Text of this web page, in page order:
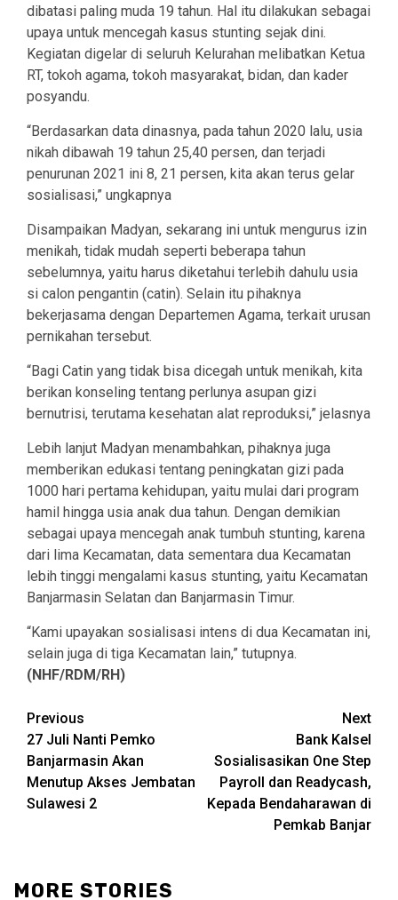
dibatasi paling muda 19 tahun. Hal itu dilakukan sebagai
upaya untuk mencegah kasus stunting sejak dini.
Kegiatan digelar di seluruh Kelurahan melibatkan Ketua
RT, tokoh agama, tokoh masyarakat, bidan, dan kader
posyandu.
“Berdasarkan data dinasnya, pada tahun 2020 lalu, usia
nikah dibawah 19 tahun 25,40 persen, dan terjadi
penurunan 2021 ini 8, 21 persen, kita akan terus gelar
sosialisasi,” ungkapnya
Disampaikan Madyan, sekarang ini untuk mengurus izin
menikah, tidak mudah seperti beberapa tahun
sebelumnya, yaitu harus diketahui terlebih dahulu usia
si calon pengantin (catin). Selain itu pihaknya
bekerjasama dengan Departemen Agama, terkait urusan
pernikahan tersebut.
“Bagi Catin yang tidak bisa dicegah untuk menikah, kita
berikan konseling tentang perlunya asupan gizi
bernutrisi, terutama kesehatan alat reproduksi,” jelasnya
Lebih lanjut Madyan menambahkan, pihaknya juga
memberikan edukasi tentang peningkatan gizi pada
1000 hari pertama kehidupan, yaitu mulai dari program
hamil hingga usia anak dua tahun. Dengan demikian
sebagai upaya mencegah anak tumbuh stunting, karena
dari lima Kecamatan, data sementara dua Kecamatan
lebih tinggi mengalami kasus stunting, yaitu Kecamatan
Banjarmasin Selatan dan Banjarmasin Timur.
“Kami upayakan sosialisasi intens di dua Kecamatan ini,
selain juga di tiga Kecamatan lain,” tutupnya.
(NHF/RDM/RH)
Continue
Reading
Previous
27 Juli Nanti Pemko
Banjarmasin Akan
Menutup Akses Jembatan
Sulawesi 2
Next
Bank Kalsel
Sosialisasikan One Step
Payroll dan Readycash,
Kepada Bendaharawan di
Pemkab Banjar
MORE STORIES